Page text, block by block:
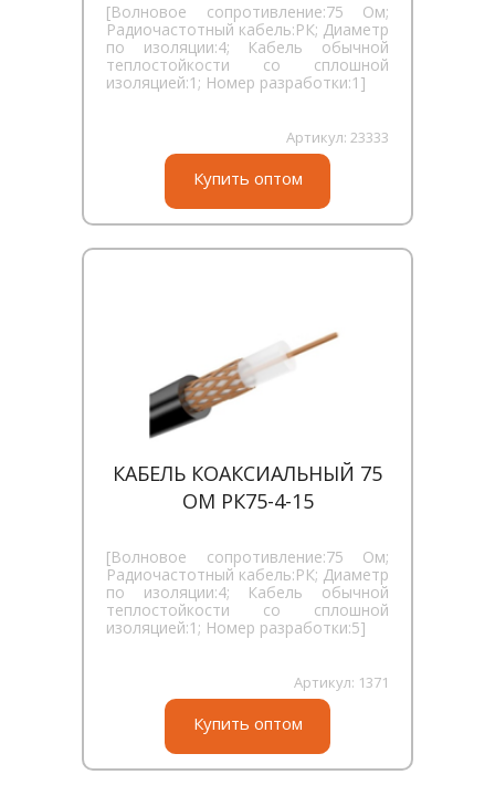
[Волновое сопротивление:75 Ом;
Радиочастотный кабель:РК; Диаметр
по изоляции:4; Кабель обычной
теплостойкости со сплошной
изоляцией:1; Номер разработки:1]
Артикул: 23333
Купить оптом
КАБЕЛЬ КОАКСИАЛЬНЫЙ 75
ОМ РК75-4-15
[Волновое сопротивление:75 Ом;
Радиочастотный кабель:РК; Диаметр
по изоляции:4; Кабель обычной
теплостойкости со сплошной
изоляцией:1; Номер разработки:5]
Артикул: 1371
Купить оптом